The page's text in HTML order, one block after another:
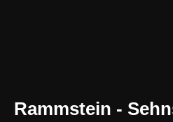
Rammstein -